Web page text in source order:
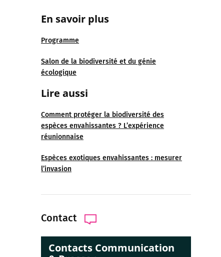
En savoir plus
Programme
Salon de la biodiversité et du génie
écologique
Lire aussi
Comment protéger la biodiversité des
espèces envahissantes ? L’expérience
réunionnaise
Espèces exotiques envahissantes : mesurer
l’invasion
Contact
Contacts Communication